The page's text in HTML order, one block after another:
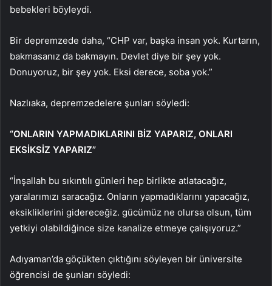
bebekleri böyleydi.
Bir depremzede daha, “CHP var, başka insan yok. Kurtarın,
bakmasanız da bakmayın. Devlet diye bir şey yok.
Donuyoruz, bir şey yok. Eksi derece, soba yok.”
Nazlıaka, depremzedelere şunları söyledi:
“ONLARIN YAPMADIKLARINI BİZ YAPARIZ, ONLARI
EKSİKSİZ YAPARIZ”
“İnşallah bu sıkıntılı günleri hep birlikte atlatacağız,
yaralarımızı saracağız. Onların yapmadıklarını yapacağız,
eksikliklerini gidereceğiz. gücümüz ne olursa olsun, tüm
yetkiyi olabildiğince size kanalize etmeye çalışıyoruz.”
Adıyaman’da göçükten çıktığını söyleyen bir üniversite
öğrencisi de şunları söyledi: